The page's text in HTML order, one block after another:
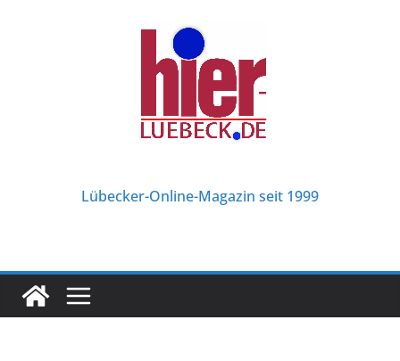
Lübecker-Online-Magazin seit 1999